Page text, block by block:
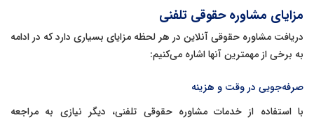
مزایای مشاوره حقوقی تلفنی
دریافت مشاوره حقوقی آنلاین در هر لحظه مزایای بسیاری دارد که در ادامه
به برخی از مهمترین آنها اشاره می‌کنیم:
صرفه‌جویی در وقت و هزینه
با استفاده از خدمات مشاوره حقوقی تلفنی، دیگر نیازی به مراجعه